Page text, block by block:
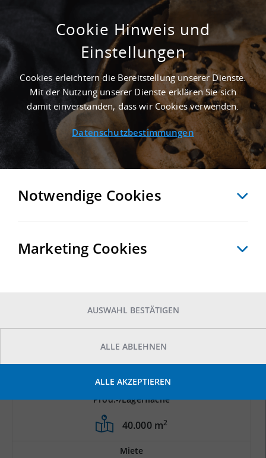
ERSTBEZUG - 40.000 M²
PRODUKTIONSHALLE IN BURG BEI
MAGDEBURG AN DER AUTOBAHN A 2 -
LANDKREIS JERICHOWER LAND
Immobiliensuche / Detailansicht
Prod.-/Lagerfläche
40.000 m2
Miete
Cookie Hinweis und
Einstellungen
Cookies erleichtern die Bereitstellung unserer Dienste.
Mit der Nutzung unserer Dienste erklären Sie sich
damit einverstanden, dass wir Cookies verwenden.
Datenschutzbestimmungen
Notwendige Cookies
Marketing Cookies
AUSWAHL BESTÄTIGEN
ALLE ABLEHNEN
ALLE AKZEPTIEREN